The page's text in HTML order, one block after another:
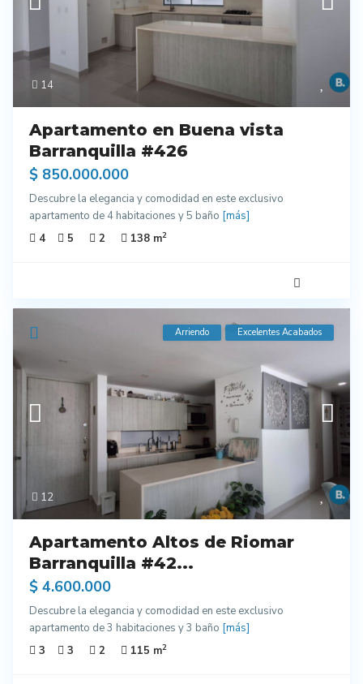
14
Apartamento en Buena vista
Barranquilla #426
$ 850.000.000
Descubre la elegancia y comodidad en este exclusivo
apartamento de 4 habitaciones y 5 baño [más]
4
5 2 138 m2
12
Arriendo Excelentes Acabados
Apartamento Altos de Riomar
Barranquilla #42...
$ 4.600.000
Descubre la elegancia y comodidad en este exclusivo
apartamento de 3 habitaciones y 3 baño [más]
3
3 2 115 m2